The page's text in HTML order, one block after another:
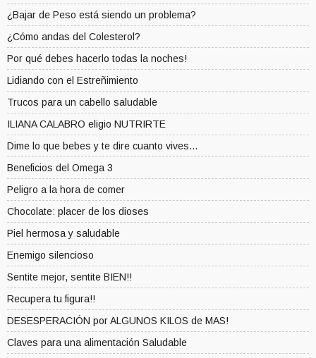
¿Bajar de Peso está siendo un problema?
¿Cómo andas del Colesterol?
Por qué debes hacerlo todas la noches!
Lidiando con el Estreñimiento
Trucos para un cabello saludable
ILIANA CALABRO eligio NUTRIRTE
Dime lo que bebes y te dire cuanto vives...
Beneficios del Omega 3
Peligro a la hora de comer
Chocolate: placer de los dioses
Piel hermosa y saludable
Enemigo silencioso
Sentite mejor, sentite BIEN!!
Recupera tu figura!!
DESESPERACIÓN por ALGUNOS KILOS de MAS!
Claves para una alimentación Saludable